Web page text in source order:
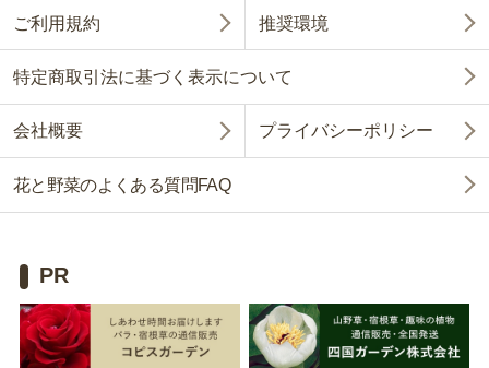
ご利用規約 推奨環境
特定商取引法に基づく表示について
会社概要 プライバシーポリシー
花と野菜のよくある質問FAQ
PR